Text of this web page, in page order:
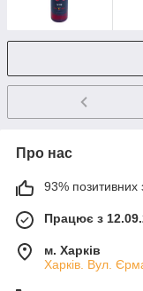
Про нас
93% позитивних
Працює з
м. Харків
Харків. Вул.